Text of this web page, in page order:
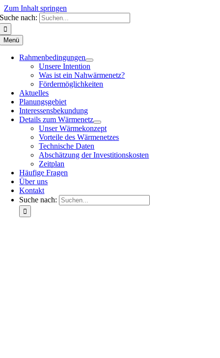
Zum Inhalt springen
Suche nach:
Menü
Rahmenbedingungen
Unsere Intention
Was ist ein Nahwärmenetz?
Fördermöglichkeiten
Aktuelles
Planungsgebiet
Interessensbekundung
Details zum Wärmenetz
Unser Wärmekonzept
Vorteile des Wärmenetzes
Technische Daten
Abschätzung der Investitionskosten
Zeitplan
Häufige Fragen
Über uns
Kontakt
Suche nach: